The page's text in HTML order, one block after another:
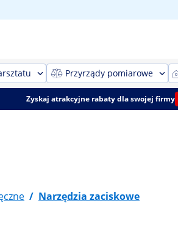
Przyrządy pomiarowe
Zyskaj atrakcyjne rabaty dla swojej firmy
/ Narzędzia zaciskowe